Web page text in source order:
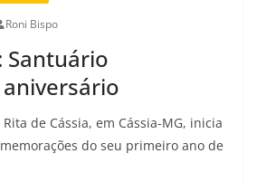
Roni Bispo
Santuário
de Cássia, em Cássia-MG, inicia
do seu primeiro ano de